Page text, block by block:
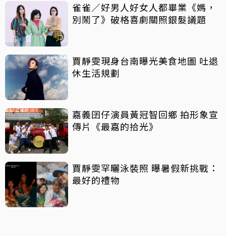
雀雀／好男人好女人都畢業《媽，
別鬧了》破格喜劇關照銀髮議題
賈靜雯現身台南曝光美食地圖 吐退
休生活規劃
嘉義囝仔演員黃冠智回鄉 拍形象宣
傳片《最嘉的拾光》
賈靜雯罕曬泳裝照 曝暑假新挑戰：
最好的禮物